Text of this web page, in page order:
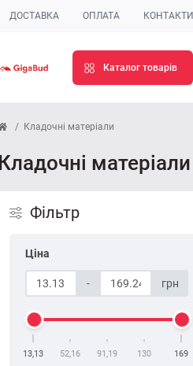
ДОСТАВКА ОПЛАТА КОНТАКТИ
Каталог товарів
Кладочні матеріали
Кладочні матеріали
Фільтр
Ціна
- грн
13,13 52,16 91,19 130 169